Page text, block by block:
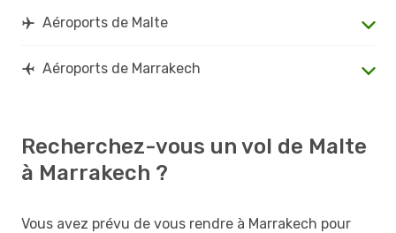
Aéroports de Malte
Aéroports de Marrakech
Recherchez-vous un vol de Malte
à Marrakech ?
Vous avez prévu de vous rendre à Marrakech pour